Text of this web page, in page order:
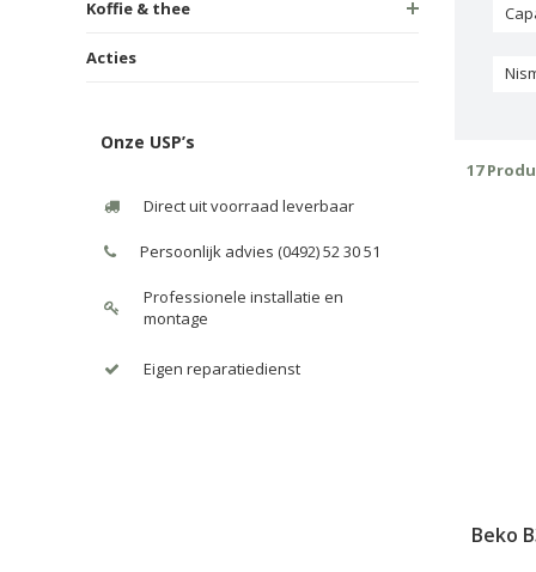
Koffie & thee
Acties
Onze USP’s
Direct uit voorraad leverbaar
Persoonlijk advies (0492) 52 30 51
Professionele installatie en
montage
Eigen reparatiedienst
17
Beko